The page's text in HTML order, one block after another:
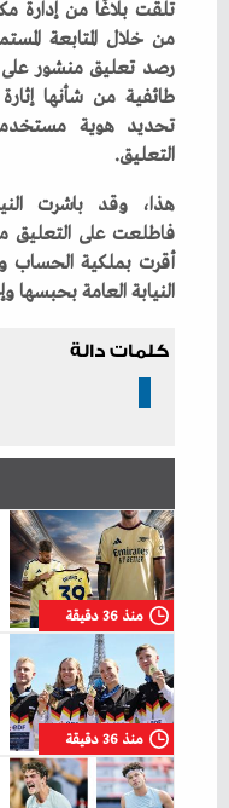
‬التعليق‭.‬
‬النيابة‭ ‬العامة‭ ‬بحبسها‭ ‬وإحالتها‭ ‬إلى‭ ‬المحاكمة‭ ‬الجنائية‭.‬
كلمات دالة
منذ 36 دقيقة
منذ 36 دقيقة